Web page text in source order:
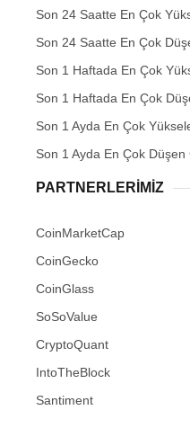
Son 24 Saatte En Çok
Son 24 Saatte En Çok
Son 1 Haftada En Çok
Son 1 Haftada En Çok
Son 1 Ayda En Çok
Son 1 Ayda En Çok Düşen
PARTNERLERIMIZ
CoinMarketCap
CoinGecko
CoinGlass
SoSoValue
CryptoQuant
IntoTheBlock
Santiment